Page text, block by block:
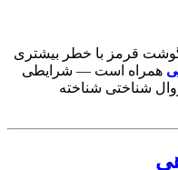
قرمز با خطر بیشتری
همراه است — شرایطی
شناختی شناخته